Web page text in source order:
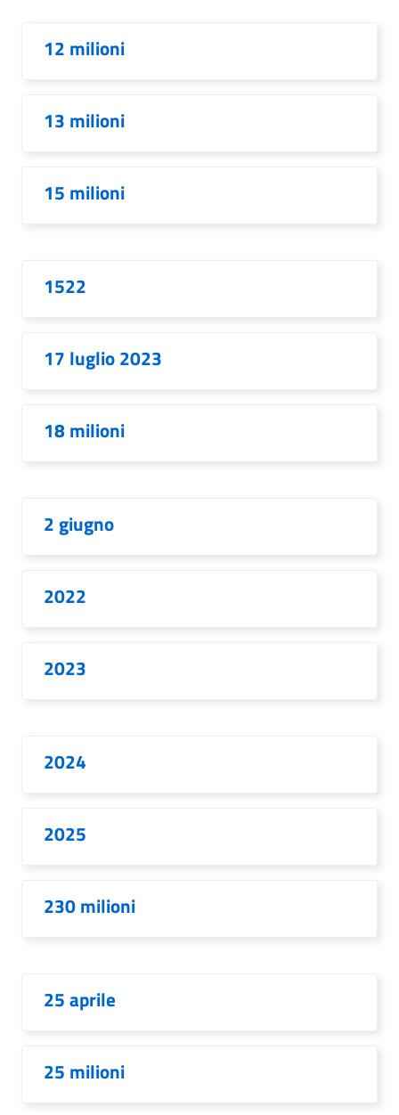
12 milioni
13 milioni
15 milioni
1522
17 luglio 2023
18 milioni
2 giugno
2022
2023
2024
2025
230 milioni
25 aprile
25 milioni